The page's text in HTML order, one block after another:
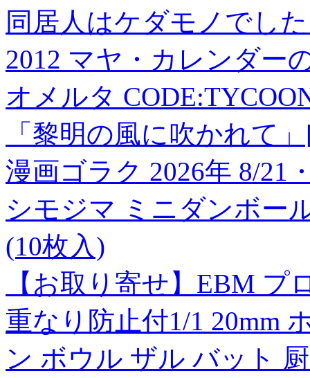
同居人はケダモノでし
2012 マヤ・カレンダー
オメルタ
「黎明の風に吹かれて
漫画ゴラク 2026年 8/21
シモジマ ミニダンボー
(10枚入)
【お取り寄せ】EBM プ
重なり防止付1/1 20mm
ン ボウル ザル バット